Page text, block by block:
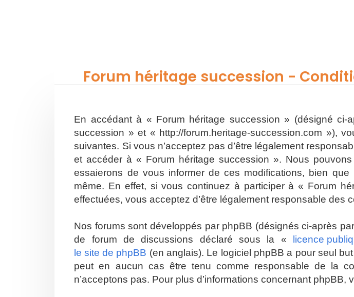
Forum héritage succession -
En accédant à « Forum héritage succession » (désigné
succession » et « http://forum.heritage-succession.com »),
suivantes. Si vous n’acceptez pas d’être légalement
et accéder à « Forum héritage succession ». Nous
essaierons de vous informer de ces modifications, bien
même. En effet, si vous continuez à participer à « Forum
effectuées, vous acceptez d’être légalement responsable des
Nos forums sont développés par phpBB (désignés ci-après
de forum de discussions déclaré sous la «
licence
le site de phpBB (en anglais). Le logiciel phpBB a pour seul
peut en aucun cas être tenu comme responsable de la
n’acceptons pas. Pour plus d’informations concernant phpBB,